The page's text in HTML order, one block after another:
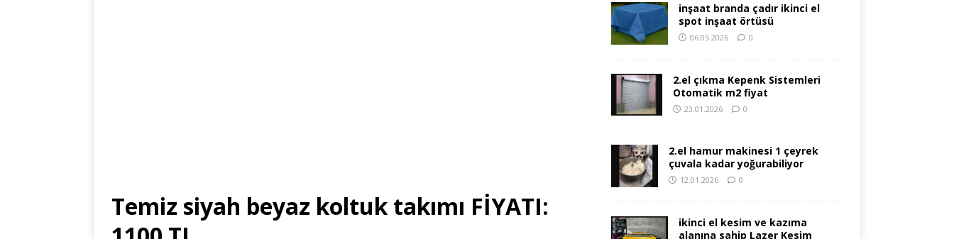
Temiz siyah beyaz koltuk takımı FİYATI:
inşaat branda çadır ikinci el
spot inşaat örtüsü
06.05.2026 0
2.el çıkma Kepenk Sistemleri
Otomatik m2 fiyat
23.01.2026 0
2.el hamur makinesi 1 çeyrek
çuvala kadar yoğurabiliyor
12.01.2026 0
ikinci el kesim ve kazıma
alanına sahip Lazer Kesim